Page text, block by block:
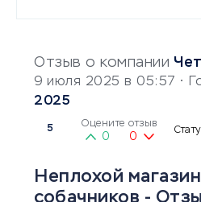
Отзыв о компании
9 июля 2025 в 05:57 •
2025
5 Оцените отзыв
0 0
Неплохой
собачников -